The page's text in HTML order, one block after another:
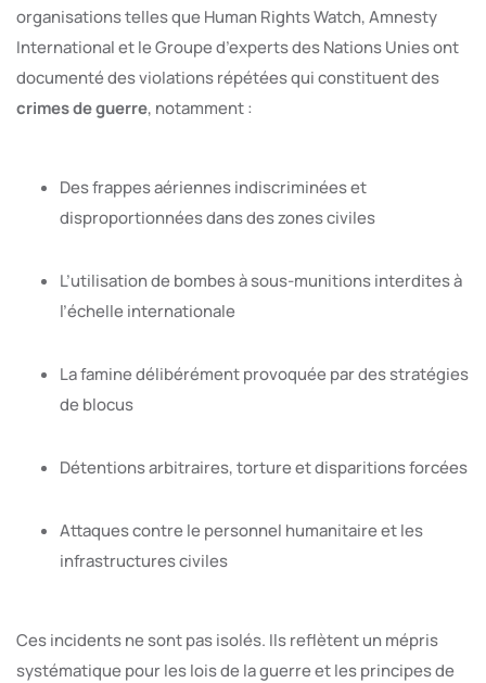
organisations telles que Human Rights Watch, Amnesty
International et le Groupe d’experts des Nations Unies ont
documenté des violations répétées qui constituent des
crimes de guerre, notamment :
Des frappes aériennes indiscriminées et
disproportionnées dans des zones civiles
L’utilisation de bombes à sous-munitions interdites à
l’échelle internationale
La famine délibérément provoquée par des stratégies
de blocus
Détentions arbitraires, torture et disparitions forcées
Attaques contre le personnel humanitaire et les
infrastructures civiles
Ces incidents ne sont pas isolés. Ils reflètent un mépris
systématique pour les lois de la guerre et les principes de